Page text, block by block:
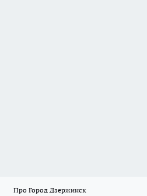
Про Город Дзержинск